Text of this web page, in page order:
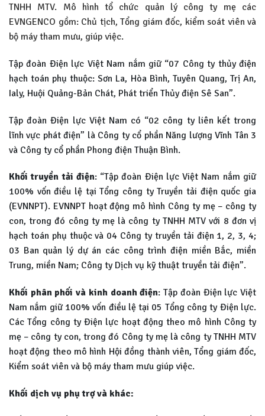
TNHH MTV. Mô hình tổ chức quản lý công ty mẹ các
EVNGENCO gồm: Chủ tịch, Tổng giám đốc, kiểm soát viên và
bộ máy tham mưu, giúp việc.
Tập đoàn Điện lực Việt Nam nắm giữ “07 Công ty thủy điện
hạch toán phụ thuộc: Sơn La, Hòa Bình, Tuyên Quang, Trị An,
Ialy, Huội Quảng-Bản Chát, Phát triển Thủy điện Sê San”.
Tập đoàn Điện lực Việt Nam có “02 công ty liên kết trong
lĩnh vực phát điện” là Công ty cổ phần Năng lượng Vĩnh Tân 3
và Công ty cổ phần Phong điện Thuận Bình.
Khối truyền tải điện: “Tập đoàn Điện lực Việt Nam nắm giữ
100% vốn điều lệ tại Tổng công ty Truyền tải điện quốc gia
(EVNNPT). EVNNPT hoạt động mô hình Công ty mẹ – công ty
con, trong đó công ty mẹ là công ty TNHH MTV với 8 đơn vị
hạch toán phụ thuộc và 04 Công ty truyền tải điện 1, 2, 3, 4;
03 Ban quản lý dự án các công trình điện miền Bắc, miền
Trung, miền Nam; Công ty Dịch vụ kỹ thuật truyền tải điện”.
Khối phân phối và kinh doanh điện: Tập đoàn Điện lực Việt
Nam nắm giữ 100% vốn điều lệ tại 05 Tổng công ty Điện lực.
Các Tổng công ty Điện lực hoạt động theo mô hình Công ty
mẹ – công ty con, trong đó Công ty mẹ là công ty TNHH MTV
hoạt động theo mô hình Hội đồng thành viên, Tổng giám đốc,
Kiểm soát viên và bộ máy tham mưu giúp việc.
Khối dịch vụ phụ trợ và khác: